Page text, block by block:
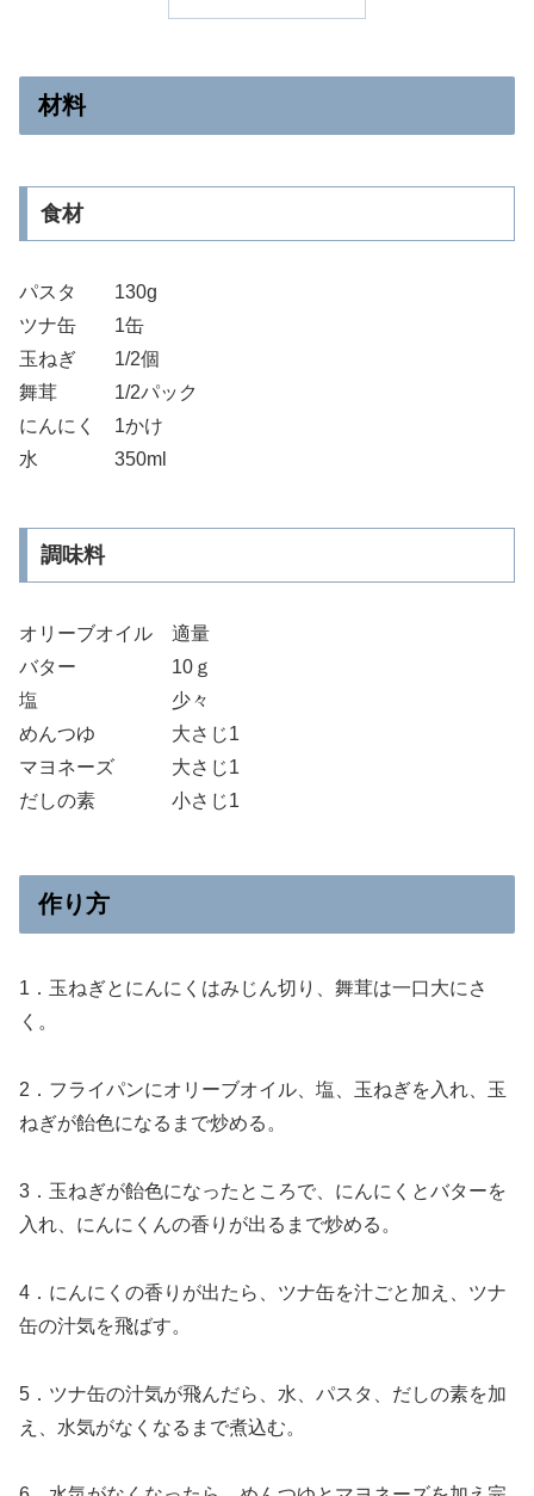
材料
食材
パスタ 130g
ツナ缶 1缶
玉ねぎ 1/2個
舞茸 1/2パック
にんにく 1かけ
水 350ml
調味料
オリーブオイル 適量
バター 10ｇ
塩 少々
めんつゆ 大さじ1
マヨネーズ 大さじ1
だしの素 小さじ1
作り方
1．玉ねぎとにんにくはみじん切り、舞茸は一口大にさ
く。
2．フライパンにオリーブオイル、塩、玉ねぎを入れ、玉
ねぎが飴色になるまで炒める。
3．玉ねぎが飴色になったところで、にんにくとバターを
入れ、にんにくんの香りが出るまで炒める。
4．にんにくの香りが出たら、ツナ缶を汁ごと加え、ツナ
缶の汁気を飛ばす。
5．ツナ缶の汁気が飛んだら、水、パスタ、だしの素を加
え、水気がなくなるまで煮込む。